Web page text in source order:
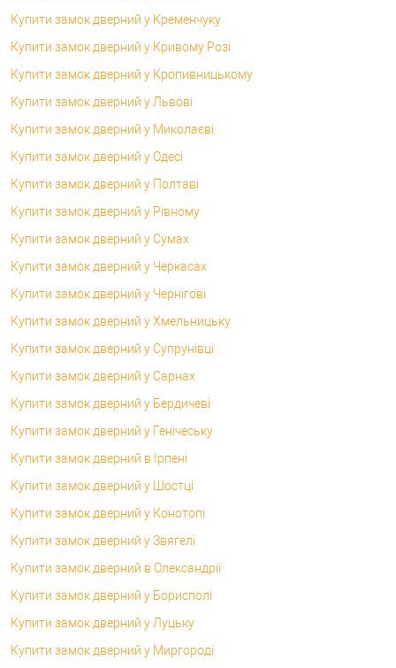
Купити замок дверний у Кременчуку
Купити замок дверний у Кривому Розі
Купити замок дверний у Кропивницькому
Купити замок дверний у Львові
Купити замок дверний у Миколаєві
Купити замок дверний у Одесі
Купити замок дверний у Полтаві
Купити замок дверний у Рівному
Купити замок дверний у Сумах
Купити замок дверний у Черкасах
Купити замок дверний у Чернігові
Купити замок дверний у Хмельницьку
Купити замок дверний у Супрунівці
Купити замок дверний у Сарнах
Купити замок дверний у Бердичеві
Купити замок дверний у Генічеську
Купити замок дверний в Ірпені
Купити замок дверний у Шостці
Купити замок дверний у Конотопі
Купити замок дверний у Звягелі
Купити замок дверний в Олександрії
Купити замок дверний у Борисполі
Купити замок дверний у Луцьку
Купити замок дверний у Миргороді